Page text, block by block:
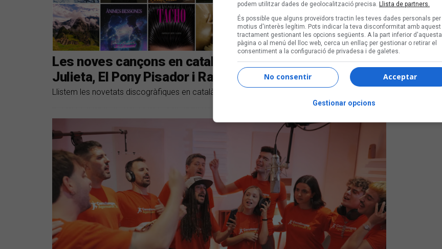
Les noves cançons en català són de Ven'nus, Xicu,
Julieta, El Pony Pisador i Ramon Mirabet
Llistem les novetats discogràfiques en català de la setmana
podem utilitzar dades de geolocalització precisa. Llista de partners.
És possible que alguns proveïdors tractin les teves dades personals per
motius d'interès legítim. Pots indicar la teva disconformitat amb aquest
tractament gestionant les opcions següents. A la part inferior d'aquesta
pàgina o al menú del lloc web, cerca un enllaç per gestionar o retirar el
consentiment a la configuració de privadesa i de galetes.
Acceptar
No consentir
Gestionar opcions